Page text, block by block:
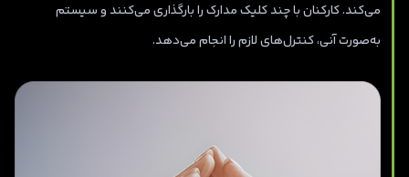
می‌کند. کارکنان با چند کلیک مدارک را بارگذاری می‌کنند و سیستم
به‌صورت آنی، کنترل‌های لازم را انجام می‌دهد.